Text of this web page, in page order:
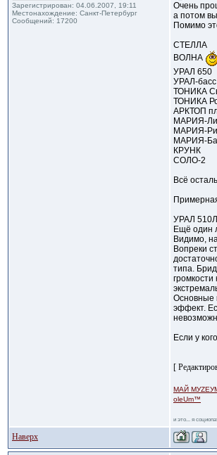
Зарегистрирован: 04.06.2007, 19:11
Местонахождение: Санкт-Петербург
Сообщений: 17200
Очень
а потом
Помимо
СТЕЛЛА
ВОЛНА
УРАЛ 650
УРАЛ-басс
ТОНИКА
ТОНИКА
АРКТОП
МАРИЯ-
МАРИЯ-
МАРИЯ-
КРУНК
СОЛО-2
Всё
УРАЛ 510Л
Ещё один
Видимо,
Вопреки
типа.
Основные
эффект.
Если у
[
МАЙ
oleUm™
и это... я
Наверх